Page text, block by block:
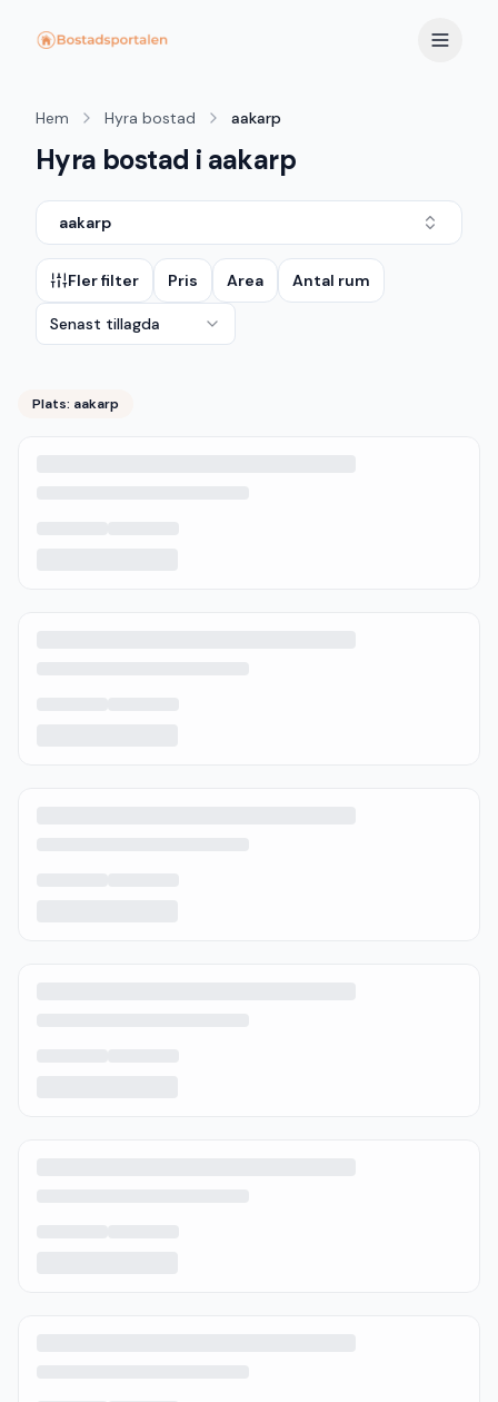
Hem Hyra bostad aakarp
Hyra bostad i aakarp
aakarp
Fler filter Pris Area Antal rum
Senast tillagda
Plats: aakarp